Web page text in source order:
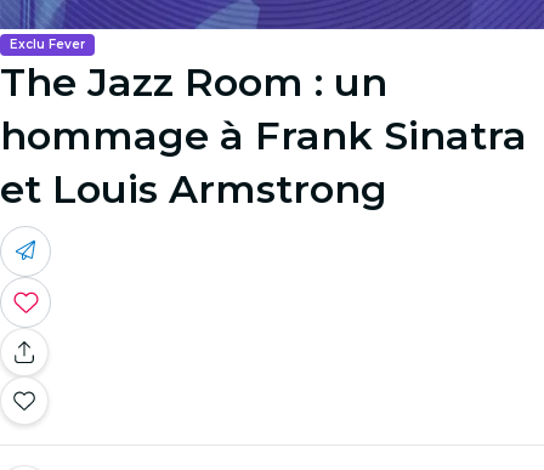
Exclu Fever
The Jazz Room : un
hommage à Frank Sinatra
et Louis Armstrong